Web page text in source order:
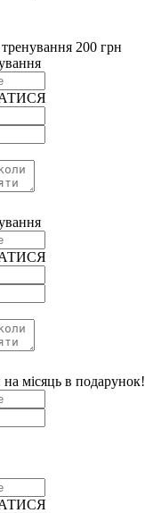
200 грн
місяць в подарунок!